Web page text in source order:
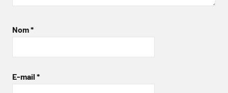
Nom*
E-mail *